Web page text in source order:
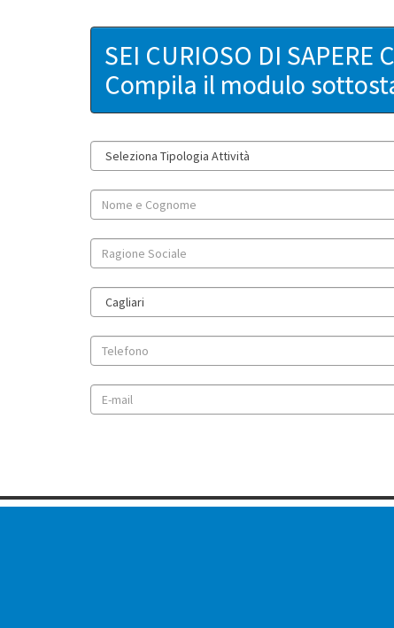
SEI CURIOSO DI SAPERE
Compila il modulo